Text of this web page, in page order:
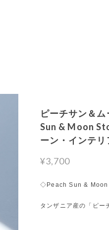
ピーチサン＆
Sun & Moon
ーン・インテリ
¥3,700
◇Peach Sun &
タンザニア産の「ピー